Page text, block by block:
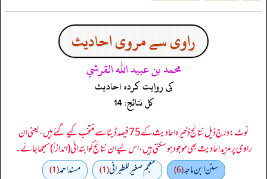
راوی سے مروی احادیث
محمد بن عبيد الله القرشي
کی روایت کردہ احادیث
کل نتائج: 14
نوٹ: درج ذیل نتائج ذخیرہ احادیث کے 75 فیصد ڈیٹا سے منتخب کیے گئے ہیں، یعنی ان
راوی پر مزید احادیث بھی موجود ہو سکتی ہیں، اس لیے ان نتائج کو ابتدائی (اندازاً) سمجھا جائے۔
سنن ابن ماجه(6) معجم صغير للطبراني(1) مسند احمد(1)